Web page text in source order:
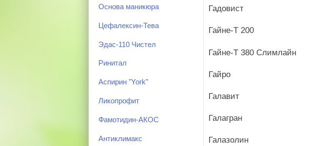
Основа маникюра
Цефалексин-Тева
Эдас-110 Чистел
Ринитал
Аспирин "York"
Ликопрофит
Фамотидин-АКОС
Антиклимакс
Гадовист
Гайне-Т 200
Гайне-Т 380 Слимлайн
Гайро
Галавит
Галагран
Галазолин